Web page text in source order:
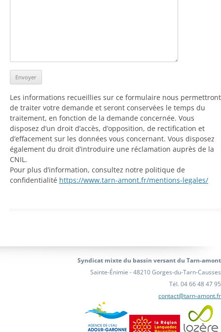
Les informations recueillies sur ce formulaire nous permettront
de traiter votre demande et seront conservées le temps du
traitement, en fonction de la demande concernée. Vous
disposez d’un droit d’accès, d’opposition, de rectification et
d’effacement sur les données vous concernant. Vous disposez
également du droit d’introduire une réclamation auprès de la
CNIL.
Pour plus d’information, consultez notre politique de
confidentialité https://www.tarn-amont.fr/mentions-legales/
Syndicat mixte du bassin versant du Tarn-amont
Sainte-Énimie - 48210 Gorges-du-Tarn-Causses
Tél. 04 66 48 47 95
contact@tarn-amont.fr